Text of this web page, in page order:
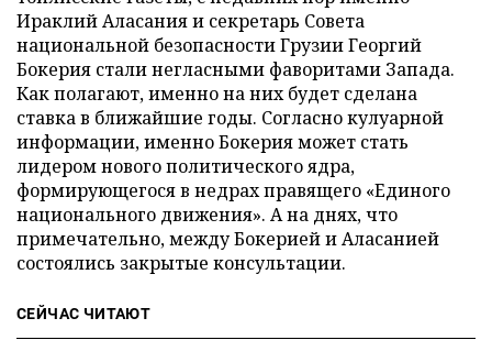
Ираклий Аласания и секретарь Совета
национальной безопасности Грузии Георгий
Бокерия стали негласными фаворитами Запада.
Как полагают, именно на них будет сделана
ставка в ближайшие годы. Согласно кулуарной
информации, именно Бокерия может стать
лидером нового политического ядра,
формирующегося в недрах правящего «Единого
национального движения». А на днях, что
примечательно, между Бокерией и Аласанией
состоялись закрытые консультации.
СЕЙЧАС ЧИТАЮТ